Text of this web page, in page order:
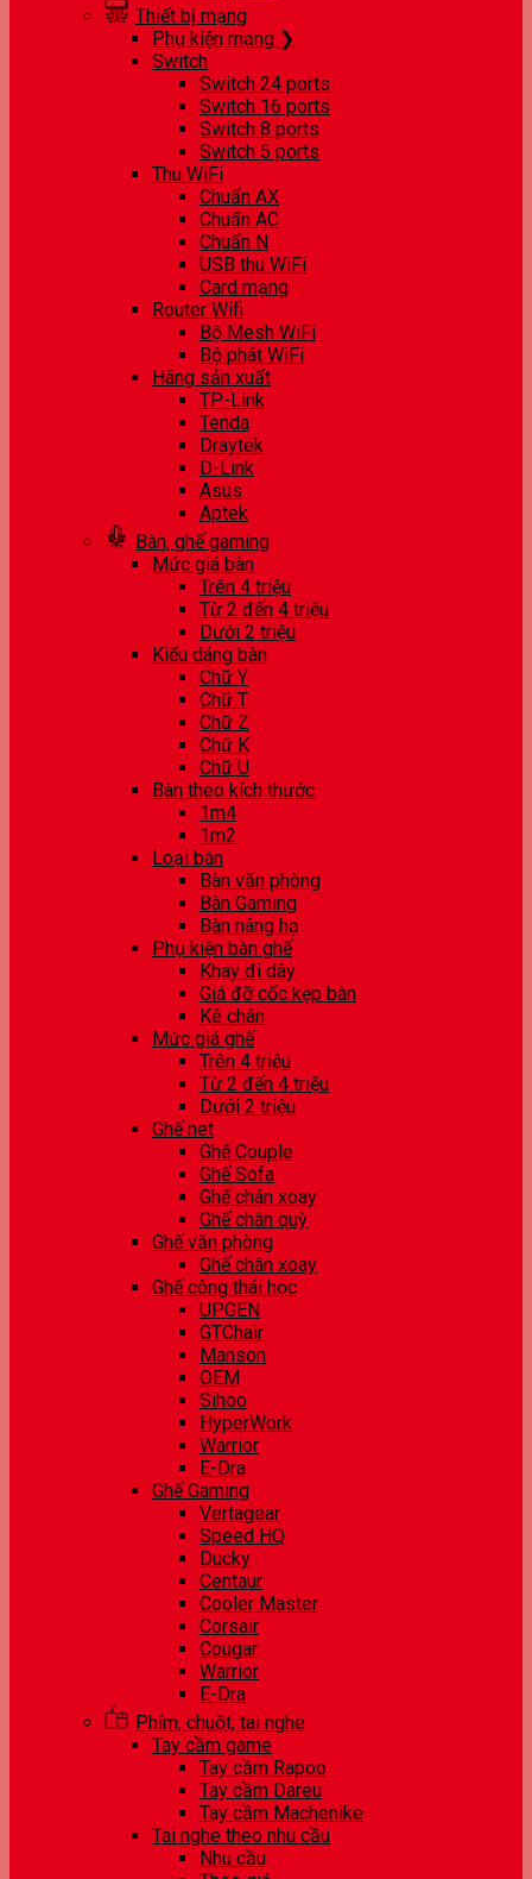
Thiết bị mạng
Phụ kiện mạng ❯
Switch
Switch 24 ports
Switch 16 ports
Switch 8 ports
Switch 5 ports
Thu WiFi
Chuẩn AX
Chuẩn AC
Chuẩn N
USB thu WiFi
Card mạng
Router Wifi
Bộ Mesh WiFi
Bộ phát WiFi
Hãng sản xuất
TP-Link
Tenda
Draytek
D-Link
Asus
Aptek
Bàn, ghế gaming
Mức giá bàn
Trên 4 triệu
Từ 2 đến 4 triệu
Dưới 2 triệu
Kiểu dáng bàn
Chữ Y
Chữ T
Chữ Z
Chữ K
Chữ U
Bàn theo kích thước
1m4
1m2
Loại bàn
Bàn văn phòng
Bàn Gaming
Bàn nâng hạ
Phụ kiện bàn ghế
Khay đi dây
Giá đỡ cốc kẹp bàn
Kê chân
Mức giá ghế
Trên 4 triệu
Từ 2 đến 4 triệu
Dưới 2 triệu
Ghế net
Ghế Couple
Ghế Sofa
Ghế chân xoay
Ghế chân quỳ
Ghế văn phòng
Ghế chân xoay
Ghế công thái học
UPGEN
GTChair
Manson
OEM
Sihoo
HyperWork
Warrior
E-Dra
Ghế Gaming
Vertagear
Speed HQ
Ducky
Centaur
Cooler Master
Corsair
Cougar
Warrior
E-Dra
Phím, chuột, tai nghe
Tay cầm game
Tay cầm Rapoo
Tay cầm Dareu
Tay cầm Machenike
Tai nghe theo nhu cầu
Nhu cầu